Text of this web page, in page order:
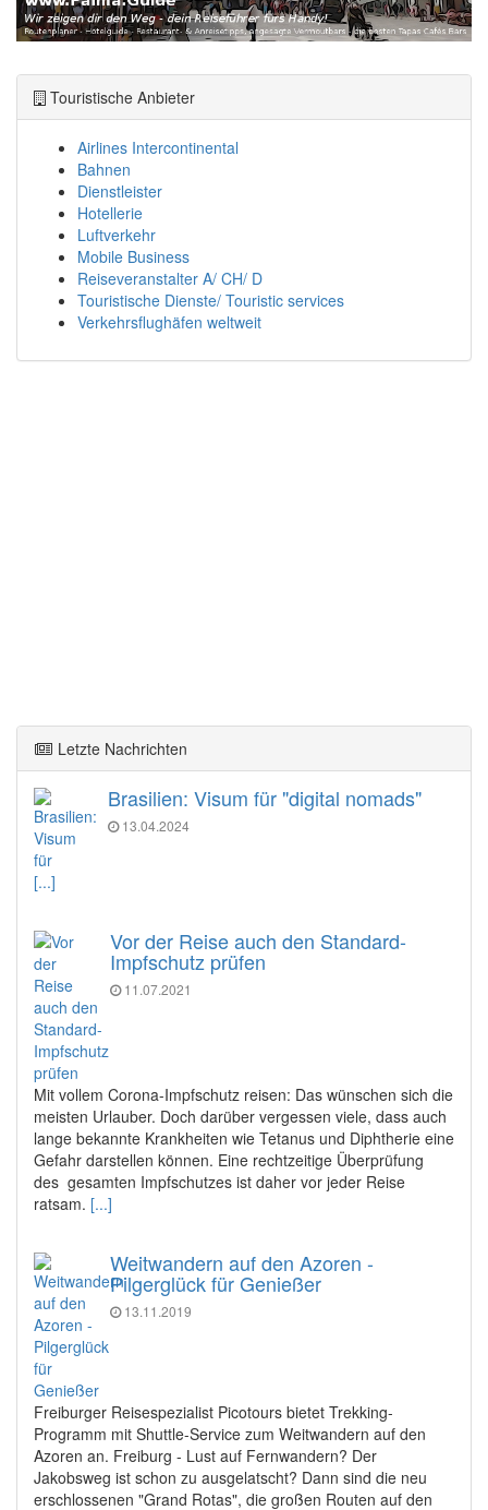
Touristische Anbieter
Airlines Intercontinental
Bahnen
Dienstleister
Hotellerie
Luftverkehr
Mobile Business
Reiseveranstalter A/ CH/ D
Touristische Dienste/ Touristic services
Verkehrsflughäfen weltweit
Letzte Nachrichten
Brasilien: Visum für "digital nomads"
13.04.2024
[...]
Vor der Reise auch den Standard-
Impfschutz prüfen
11.07.2021
Mit vollem Corona-Impfschutz reisen: Das wünschen sich die
meisten Urlauber. Doch darüber vergessen viele, dass auch
lange bekannte Krankheiten wie Tetanus und Diphtherie eine
Gefahr darstellen können. Eine rechtzeitige Überprüfung
des gesamten Impfschutzes ist daher vor jeder Reise
ratsam. [...]
Weitwandern auf den Azoren -
Pilgerglück für Genießer
13.11.2019
Freiburger Reisespezialist Picotours bietet Trekking-
Programm mit Shuttle-Service zum Weitwandern auf den
Azoren an. Freiburg - Lust auf Fernwandern? Der
Jakobsweg ist schon zu ausgelatscht? Dann sind die neu
erschlossenen "Grand Rotas", die großen Routen auf den